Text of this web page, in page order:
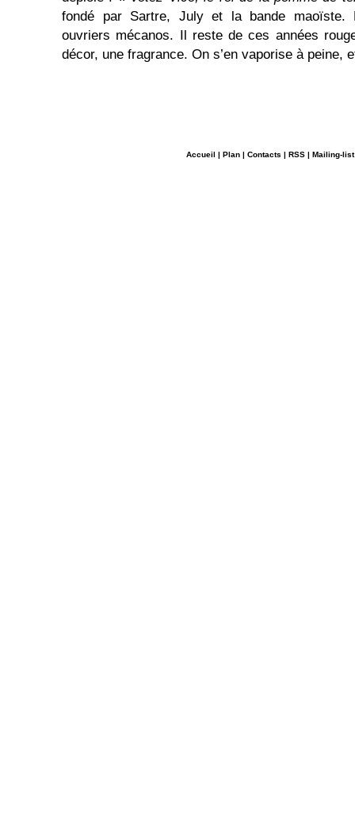
fondé par Sartre, July et la bande maoïste.
ouvriers mécanos. Il reste de ces années
décor, une fragrance. On s’en vaporise à peine,
Accueil Plan Contacts RSS Mailing-list